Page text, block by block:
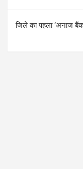
जिले का पहला ‘अनाज